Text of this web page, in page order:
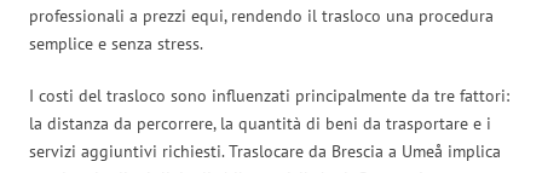
professionali a prezzi equi, rendendo il trasloco una procedura
semplice e senza stress.
I costi del trasloco sono influenzati principalmente da tre fattori:
la distanza da percorrere, la quantità di beni da trasportare e i
servizi aggiuntivi richiesti. Traslocare da Brescia a Umeå implica